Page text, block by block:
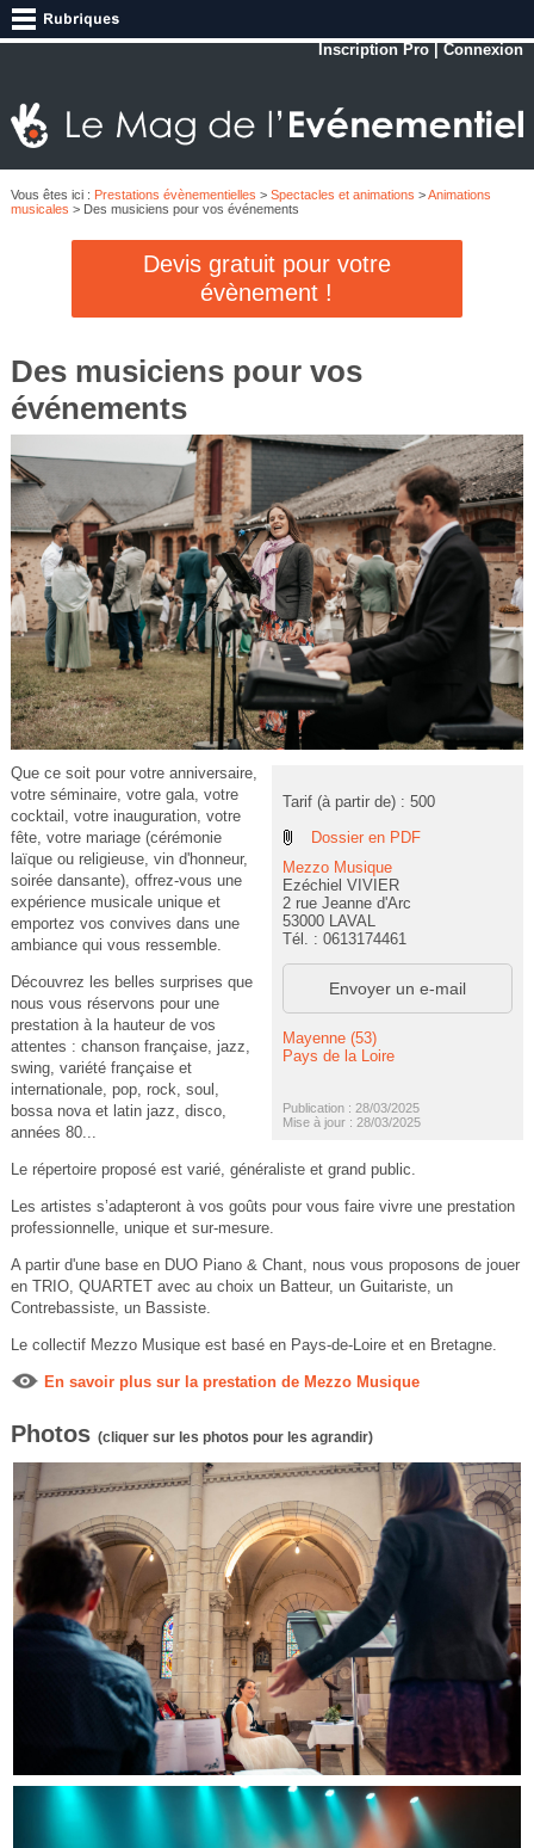
Inscription Pro |Connexion
Vous êtes ici : Prestations évènementielles > Spectacles et animations >Animations
musicales > Des musiciens pour vos événements
Devis gratuit pour votre
évènement !
Des musiciens pour vos
événements
Tarif (à partir de) : 500
Dossier en PDF
Mezzo Musique
Ezéchiel VIVIER
2 rue Jeanne d'Arc
53000 LAVAL
Tél. : 0613174461
Envoyer un e-mail
Mayenne (53)
Pays de la Loire
Publication : 28/03/2025
Mise à jour : 28/03/2025
Que ce soit pour votre anniversaire,
votre séminaire, votre gala, votre
cocktail, votre inauguration, votre
fête, votre mariage (cérémonie
laïque ou religieuse, vin d'honneur,
soirée dansante), offrez-vous une
expérience musicale unique et
emportez vos convives dans une
ambiance qui vous ressemble.
Découvrez les belles surprises que
nous vous réservons pour une
prestation à la hauteur de vos
attentes : chanson française, jazz,
swing, variété française et
internationale, pop, rock, soul,
bossa nova et latin jazz, disco,
années 80...
Le répertoire proposé est varié, généraliste et grand public.
Les artistes s’adapteront à vos goûts pour vous faire vivre une prestation
professionnelle, unique et sur-mesure.
A partir d'une base en DUO Piano & Chant, nous vous proposons de jouer
en TRIO, QUARTET avec au choix un Batteur, un Guitariste, un
Contrebassiste, un Bassiste.
Le collectif Mezzo Musique est basé en Pays-de-Loire et en Bretagne.
En savoir plus sur la prestation de Mezzo Musique
Photos (cliquer sur les photos pour les agrandir)